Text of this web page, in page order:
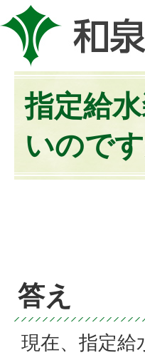
指定給
いのです
答え
現在、指定